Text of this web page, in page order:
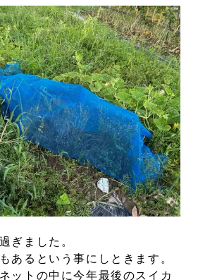
ぎました。
あるという事にしときます。
ットの中に今年最後のスイカ